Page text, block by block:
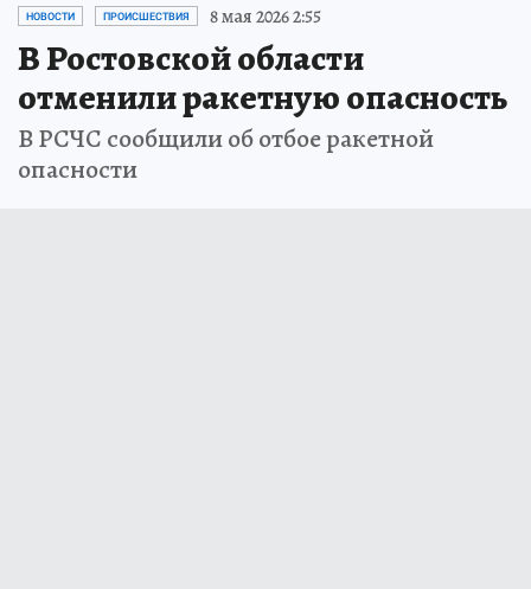
НОВОСТИ ПРОИСШЕСТВИЯ 8 мая 2026 2:55
В Ростовской области
отменили ракетную опасность
В РСЧС сообщили об отбое ракетной
опасности